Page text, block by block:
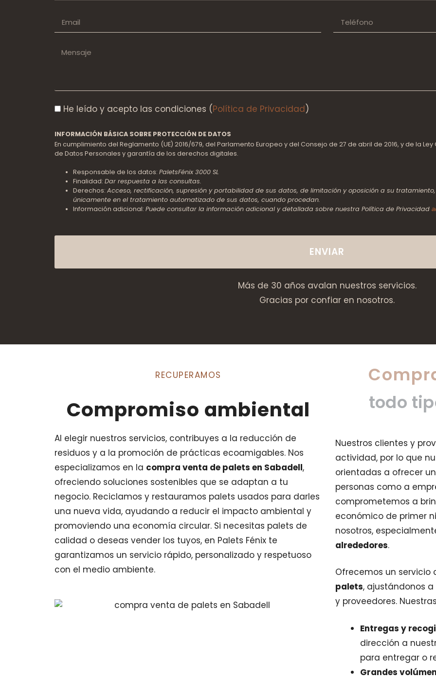
He leído y acepto las condiciones (Política de Privacidad)
INFORMACIÓN BÁSICA SOBRE PROTECCIÓN DE DATOS
En cumplimiento del Reglamento (UE) 2016/679, del Parlamento Europeo y del Consejo de 27 de abril de 2016, y de la
de Datos Personales y garantía de los derechos digitales.
Responsable de los datos:PaletsFénix 3000 SL
Finalidad:Dar respuesta a las consultas.
Derechos:Acceso, rectificación, supresión y portabilidad de sus datos, de limitación y oposición a su
únicamente en el tratamiento automatizado de sus datos, cuando procedan.
Información adicional:Puede consultar la información adicional y detallada sobre nuestra Política de Privacidad
ENVIAR
a
Más de 30 años avalan nuestros servicios.
Gracias por confiar en nosotros.
RECUPERAMOS
Compromiso ambiental
Al elegir nuestros servicios, contribuyes a la reducción de
residuos y a la promoción de prácticas ecoamigables. Nos
especializamos en la compra venta de palets en Sabadell,
ofreciendo soluciones sostenibles que se adaptan a tu
negocio. Reciclamos y restauramos palets usados para darles
una nueva vida, ayudando a reducir el impacto ambiental y
promoviendo una economía circular. Si necesitas palets de
calidad o deseas vender los tuyos, en Palets Fénix te
garantizamos un servicio rápido, personalizado y respetuoso
con el medio ambiente.
todo
Nuestros clientes y
actividad, por lo que
orientadas a ofrecer
personas como a
comprometemos a
económico de primer
nosotros,
alrededores.
Ofrecemos un
palets, ajustándonos
y proveedores.
Entregas y
dirección a
para entregar o
Grandes